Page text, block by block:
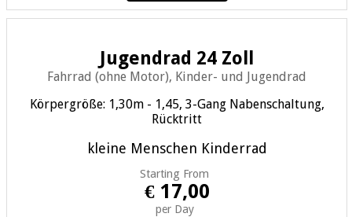
Jugendrad 24 Zoll
Fahrrad (ohne Motor), Kinder- und Jugendrad
Körpergröße: 1,30m - 1,45, 3-Gang Nabenschaltung,
Rücktritt
kleine Menschen Kinderrad
Starting From
€ 17,00
per Day